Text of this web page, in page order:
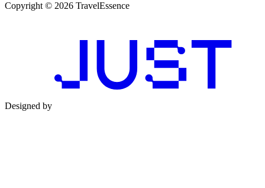
Copyright © 2026 TravelEssence
Designed by